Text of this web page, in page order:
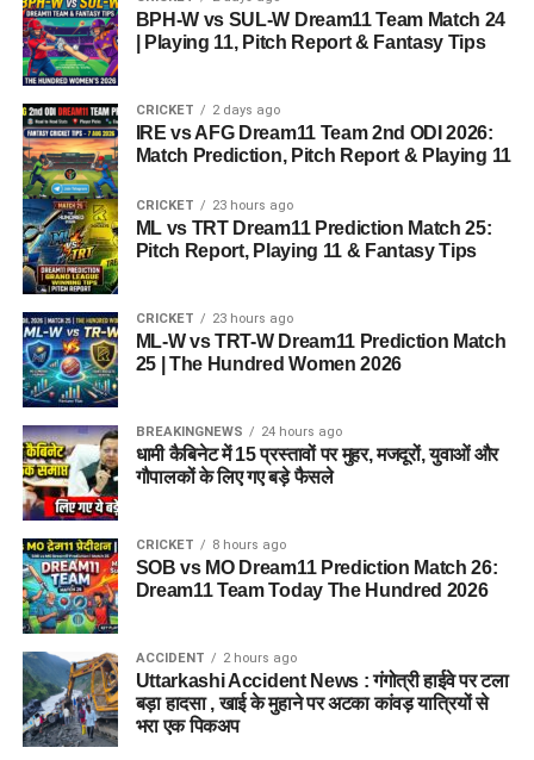
Uttarkashi Accident News : गंगोत्री हाईवे पर टला बड़ा
हादसा , खाई के मुहाने पर अटका कांवड़ यात्रियों से भरा एक
SOB vs MO Dream11 Prediction Match 26:
Dream11 Team Today The Hundred 2026
ML vs TRT Dream11 Prediction Match 25: Pitch
Report, Playing 11 & Fantasy Tips
BPH-W vs SUL-W Dream11 Team Match 24
| Playing 11, Pitch Report & Fantasy Tips
CRICKET 2 days ago
IRE vs AFG Dream11 Team 2nd ODI 2026:
Match Prediction, Pitch Report & Playing 11
CRICKET 23 hours ago
ML vs TRT Dream11 Prediction Match 25:
Pitch Report, Playing 11 & Fantasy Tips
CRICKET 23 hours ago
ML-W vs TRT-W Dream11 Prediction Match
25 | The Hundred Women 2026
BREAKINGNEWS 24 hours ago
धामी कैबिनेट में 15 प्रस्तावों पर मुहर, मजदूरों, युवाओं और
गौपालकों के लिए गए बड़े फैसले
CRICKET 8 hours ago
SOB vs MO Dream11 Prediction Match 26:
Dream11 Team Today The Hundred 2026
ACCIDENT 2 hours ago
Uttarkashi Accident News : गंगोत्री हाईवे पर टला
बड़ा हादसा , खाई के मुहाने पर अटका कांवड़ यात्रियों से
भरा एक पिकअप